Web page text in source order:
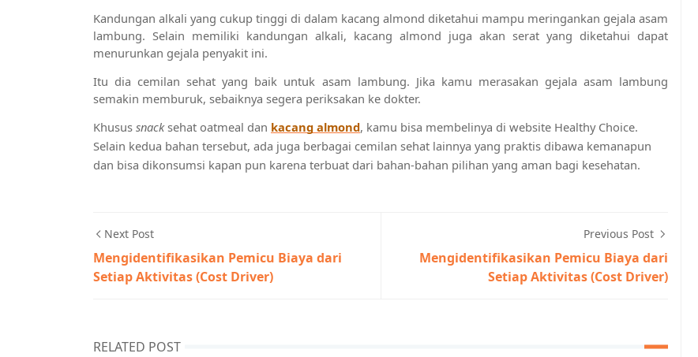
Kandungan alkali yang cukup tinggi di dalam kacang almond diketahui mampu meringankan gejala asam
lambung. Selain memiliki kandungan alkali, kacang almond juga akan serat yang diketahui dapat
menurunkan gejala penyakit ini.
Itu dia cemilan sehat yang baik untuk asam lambung. Jika kamu merasakan gejala asam lambung
semakin memburuk, sebaiknya segera periksakan ke dokter.
Khusus snack sehat oatmeal dan kacang almond, kamu bisa membelinya di website Healthy Choice.
Selain kedua bahan tersebut, ada juga berbagai cemilan sehat lainnya yang praktis dibawa kemanapun
dan bisa dikonsumsi kapan pun karena terbuat dari bahan-bahan pilihan yang aman bagi kesehatan.
Next Post
Mengidentifikasikan Pemicu Biaya dari
Setiap Aktivitas (Cost Driver)
Previous Post
Mengidentifikasikan Pemicu Biaya dari
Setiap Aktivitas (Cost Driver)
RELATED POST